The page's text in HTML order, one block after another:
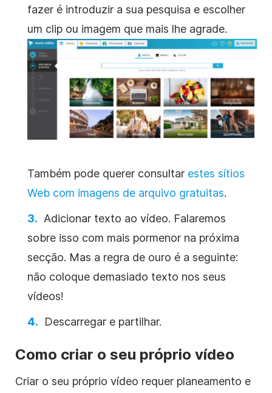
fazer é introduzir a sua pesquisa e escolher
um clip ou imagem que mais lhe agrade.
Também pode querer consultar estes sítios
Web com imagens de arquivo gratuitas.
Adicionar texto ao vídeo. Falaremos
sobre isso com mais pormenor na próxima
secção. Mas a regra de ouro é a seguinte:
não coloque demasiado texto nos seus
vídeos!
Descarregar e partilhar.
Como criar o seu próprio vídeo
Criar o seu próprio vídeo requer planeamento e